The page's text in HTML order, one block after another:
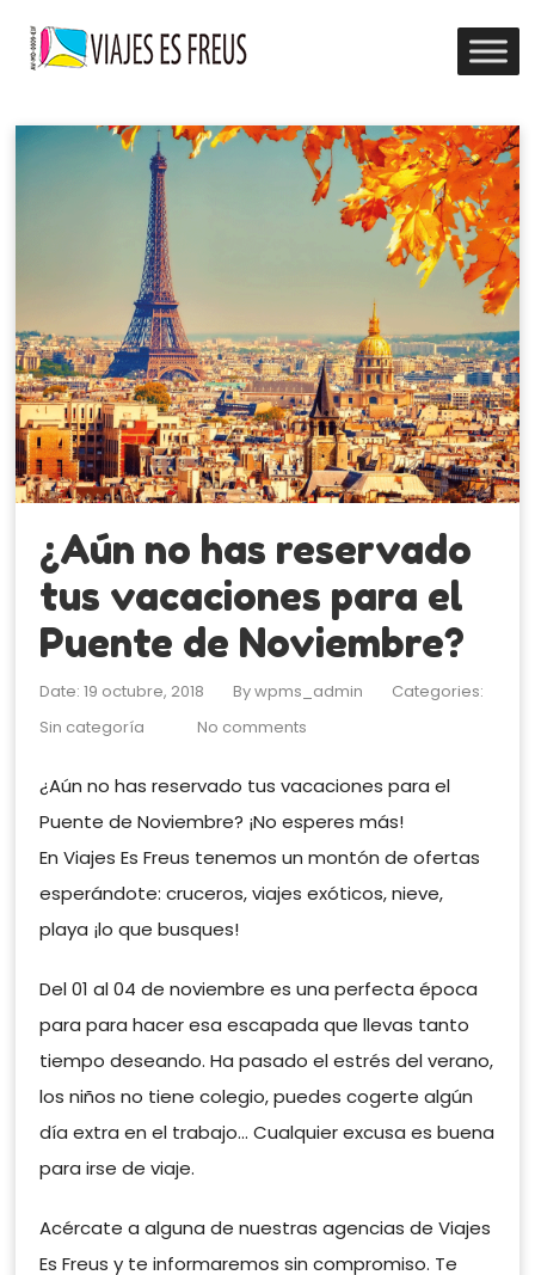
¿Aún no has reservado
tus vacaciones para el
Puente de Noviembre?
Date: 19 octubre, 2018 Bywpms_admin
Categories:
Sin categoría
No comments
¿Aún no has reservado tus vacaciones para el
Puente de Noviembre? ¡No esperes más!
En Viajes Es Freus tenemos un montón de ofertas
esperándote: cruceros, viajes exóticos, nieve,
playa ¡lo que busques!
Del 01 al 04 de noviembre es una perfecta época
para para hacer esa escapada que llevas tanto
tiempo deseando. Ha pasado el estrés del verano,
los niños no tiene colegio, puedes cogerte algún
día extra en el trabajo… Cualquier excusa es buena
para irse de viaje.
Acércate a alguna de nuestras agencias de Viajes
Es Freus y te informaremos sin compromiso. Te